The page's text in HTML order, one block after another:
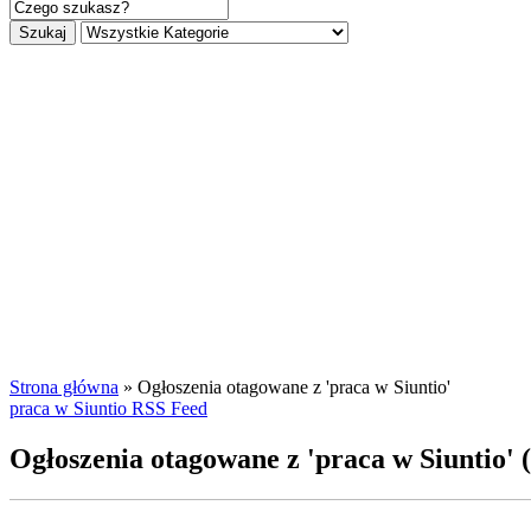
Szukaj
Strona główna » Ogłoszenia otagowane z 'praca w Siuntio'
praca w Siuntio RSS Feed
Ogłoszenia otagowane z 'praca w Siuntio'